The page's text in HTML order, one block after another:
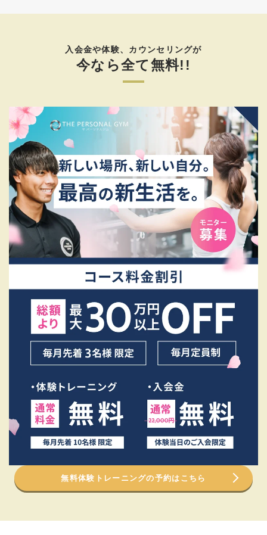
入会金や体験、カウンセリングが
今なら全て無料!!
無料体験トレーニングの予約はこちら